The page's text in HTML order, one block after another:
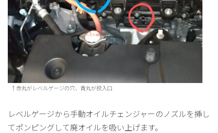
↑赤丸がレベルゲージの穴、青丸が投入口
レベルゲージから手動オイルチェンジャーのノズルを挿し
てポンピングして廃オイルを吸い上げます。